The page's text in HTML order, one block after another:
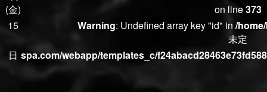
(金) on line373
未定
15
日
(土)
Warning: Undefined array key "id" in/
spa.com/webapp/templates_c/